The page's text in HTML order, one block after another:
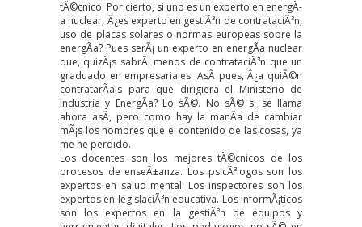
tÃ©cnico. Por cierto, si uno es un experto en energÃ­
a nuclear, Â¿es experto en gestiÃ³n de contrataciÃ³n,
uso de placas solares o normas europeas sobre la
energÃ­a? Pues serÃ¡ un experto en energÃ­a nuclear
que, quizÃ¡s sabrÃ¡ menos de contrataciÃ³n que un
graduado en empresariales. AsÃ­ pues, Â¿a quiÃ©n
contratarÃ­ais para que dirigiera el Ministerio de
Industria y EnergÃ­a? Lo sÃ©. No sÃ© si se llama
ahora asÃ­, pero como hay la manÃ­a de cambiar
mÃ¡s los nombres que el contenido de las cosas, ya
me he perdido.
Los docentes son los mejores tÃ©cnicos de los
procesos de enseÃ±anza. Los psicÃ³logos son los
expertos en salud mental. Los inspectores son los
expertos en legislaciÃ³n educativa. Los informÃ¡ticos
son los expertos en la gestiÃ³n de equipos y